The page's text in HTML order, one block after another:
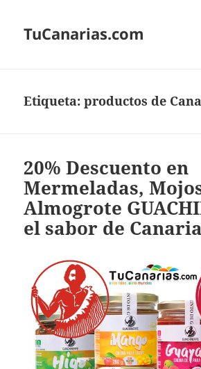
TuCanarias.com
Etiqueta:productos de
20% Descuento en
Mermeladas,
Almogrote
el sabor de